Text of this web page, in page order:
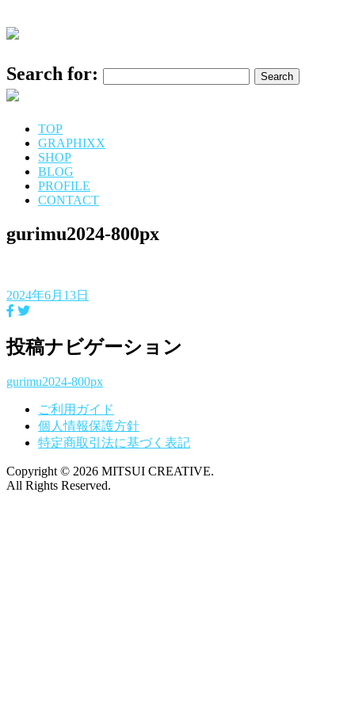
Search for:
TOP
GRAPHIXX
SHOP
BLOG
PROFILE
CONTACT
gurimu2024-800px
2024年6月13日
投稿ナビゲーション
gurimu2024-800px
ご利用ガイド
個人情報保護方針
特定商取引法に基づく表記
Copyright © 2026 MITSUI CREATIVE.
All Rights Reserved.